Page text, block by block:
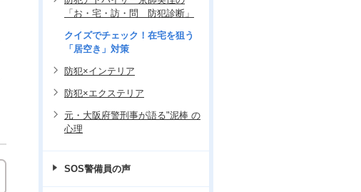
「お・宅・訪・問 防犯診断」
クイズでチェック！在宅を狙う
「居空き」対策
防犯×インテリア
防犯×エクステリア
元・大阪府警刑事が語る"泥棒 の
心理
SOS警備員の声